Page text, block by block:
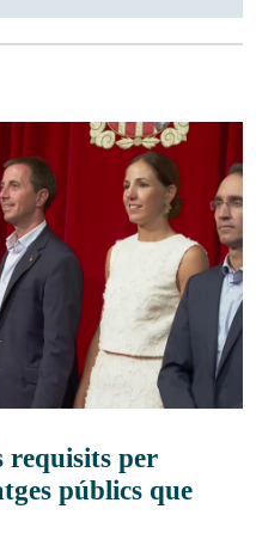
requisits per
públics que